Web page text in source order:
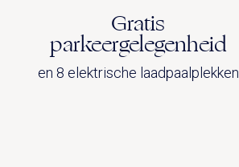
Gratis
parkeergelegenheid
en 8 elektrische laadpaalplekken